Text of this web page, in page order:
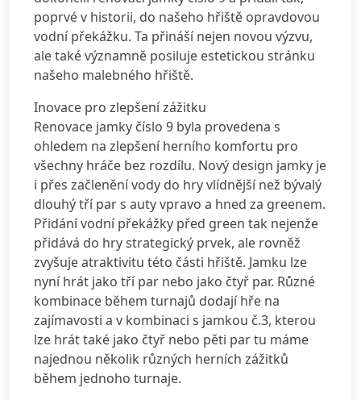
poprvé v historii, do našeho hřiště opravdovou
vodní překážku. Ta přináší nejen novou výzvu,
ale také významně posiluje estetickou stránku
našeho malebného hřiště.
Inovace pro zlepšení zážitku
Renovace jamky číslo 9 byla provedena s
ohledem na zlepšení herního komfortu pro
všechny hráče bez rozdílu. Nový design jamky je
i přes začlenění vody do hry vlídnější než bývalý
dlouhý tří par s auty vpravo a hned za greenem.
Přidání vodní překážky před green tak nejenže
přidává do hry strategický prvek, ale rovněž
zvyšuje atraktivitu této části hřiště. Jamku lze
nyní hrát jako tří par nebo jako čtyř par. Různé
kombinace během turnajů dodají hře na
zajímavosti a v kombinaci s jamkou č.3, kterou
lze hrát také jako čtyř nebo pěti par tu máme
najednou několik různých herních zážitků
během jednoho turnaje.